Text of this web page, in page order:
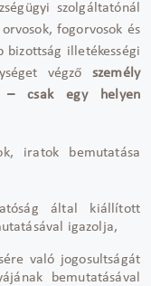
szolgáltatónál
fogorvosok és
bizottság illetékességi
végző személy
– csak egy helyen
iratok bemutatása
által kiállított
igazolja,
való jogosultságát
bemutatásával